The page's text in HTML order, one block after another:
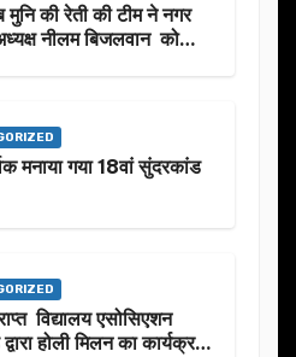
की रेती की टीम ने नगर
नीलम बिजलवान को
मनाया गया 18वां सुंदरकांड
विद्यालय एसोसिएशन
होली मिलन का कार्यक्रम